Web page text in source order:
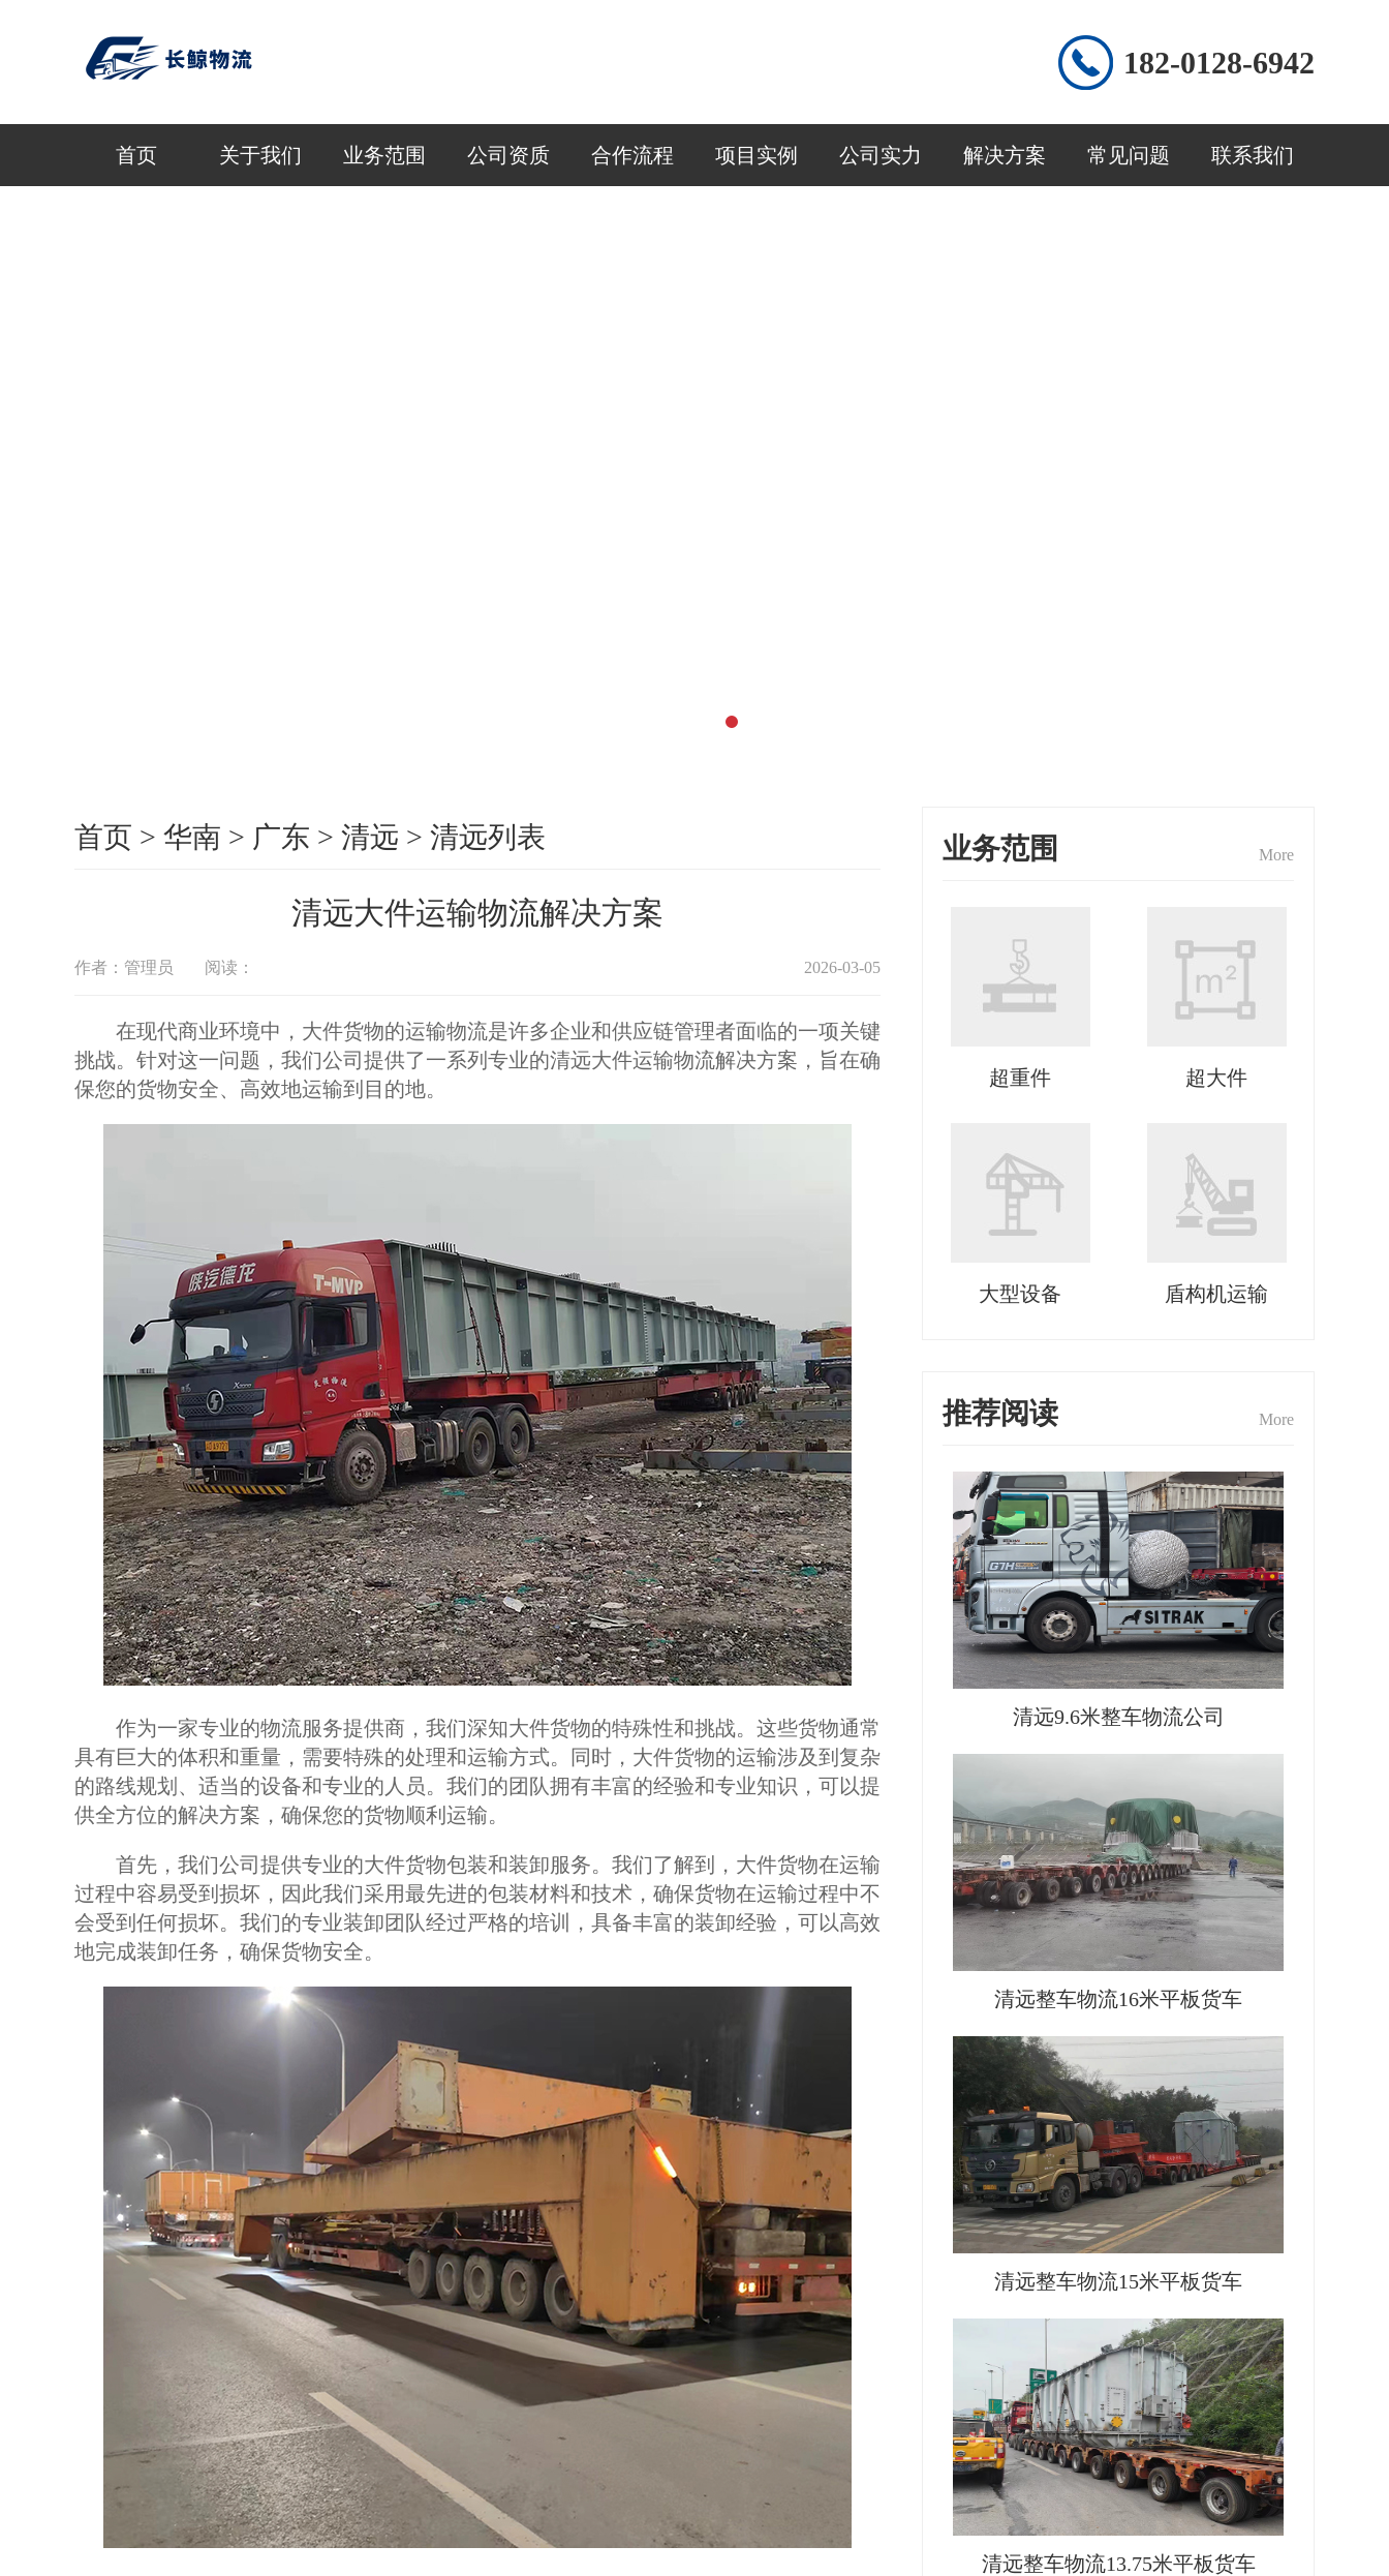
182-0128-6942
首页 关于我们 业务范围 公司资质 合作流程 项目实例 公司实力 解决方案 常见问题 联系我们
首页 > 华南 > 广东 > 清远 > 清远列表
清远大件运输物流解决方案
作者：管理员 阅读： 2026-03-05
在现代商业环境中，大件货物的运输物流是许多企业和供应链管理者面临的一项关键
挑战。针对这一问题，我们公司提供了一系列专业的清远大件运输物流解决方案，旨在确
保您的货物安全、高效地运输到目的地。
作为一家专业的物流服务提供商，我们深知大件货物的特殊性和挑战。这些货物通常
具有巨大的体积和重量，需要特殊的处理和运输方式。同时，大件货物的运输涉及到复杂
的路线规划、适当的设备和专业的人员。我们的团队拥有丰富的经验和专业知识，可以提
供全方位的解决方案，确保您的货物顺利运输。
首先，我们公司提供专业的大件货物包装和装卸服务。我们了解到，大件货物在运输
过程中容易受到损坏，因此我们采用最先进的包装材料和技术，确保货物在运输过程中不
会受到任何损坏。我们的专业装卸团队经过严格的培训，具备丰富的装卸经验，可以高效
地完成装卸任务，确保货物安全。
业务范围 More
超重件 超大件
大型设备 盾构机运输
推荐阅读 More
清远9.6米整车物流公司
清远整车物流16米平板货车
清远整车物流15米平板货车
清远整车物流13.75米平板货车